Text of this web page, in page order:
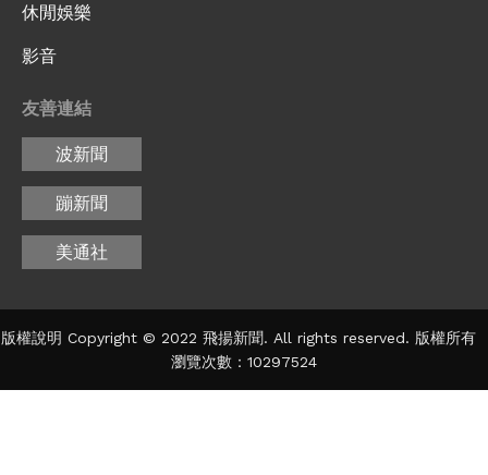
休閒娛樂
影音
友善連結
波新聞
蹦新聞
美通社
版權說明 Copyright © 2022 飛揚新聞. All rights reserved. 版權所有
瀏覽次數：10297524